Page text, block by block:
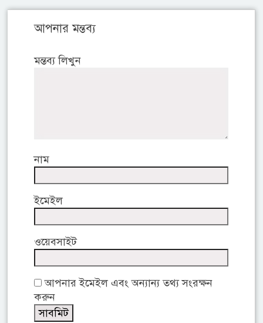
আপনার মন্তব্য
মন্তব্য লিখুন
নাম
ইমেইল
ওয়েবসাইট
আপনার ইমেইল এবং অন্যান্য তথ্য সংরক্ষন
করুন